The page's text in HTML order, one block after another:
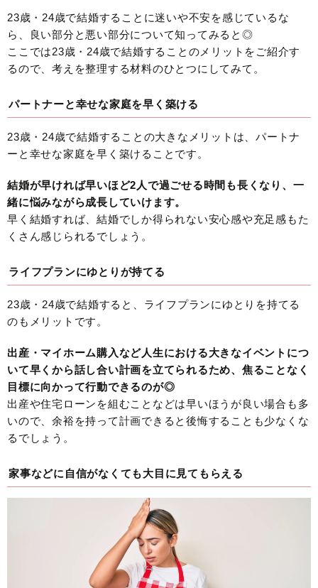
23歳・24歳で結婚することに迷いや不安を感じているな
ら、良い部分と悪い部分について知ってみると◎
ここでは23歳・24歳で結婚することのメリットをご紹介す
るので、考えを整理する材料のひとつにしてみて。
パートナーと幸せな家庭を早く築ける
23歳・24歳で結婚することの大きなメリットは、パートナ
ーと幸せな家庭を早く築けることです。
結婚が早ければ早いほど2人で過ごせる時間も長くなり、一
緒に悩みながら成長していけます。
早く結婚すれば、結婚でしか得られない安心感や充足感もた
くさん感じられるでしょう。
ライフプランにゆとりが持てる
23歳・24歳で結婚すると、ライフプランにゆとりを持てる
のもメリットです。
出産・マイホーム購入など人生における大きなイベントにつ
いて早くから話し合い計画を立てられるため、焦ることなく
目標に向かって行動できるのが◎
出産や住宅ローンを組むことなどは早いほうが良い場合も多
いので、余裕を持って計画できると後悔することも少なくな
るでしょう。
家事などに自信がなくても大目に見てもらえる